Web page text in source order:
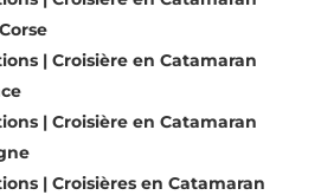
| Croisière en Catamaran
| Croisière en Catamaran
| Croisières en Catamaran